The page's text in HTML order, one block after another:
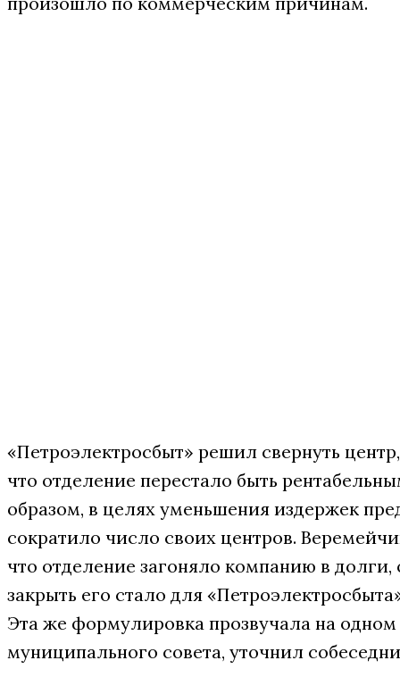
«Петроэлектросбыт» решил свернуть
что отделение перестало быть
образом, в целях уменьшения издержек
сократило число своих центров.
что отделение загоняло компанию в
закрыть его стало для
Эта же формулировка прозвучала на одном
муниципального совета, уточнил